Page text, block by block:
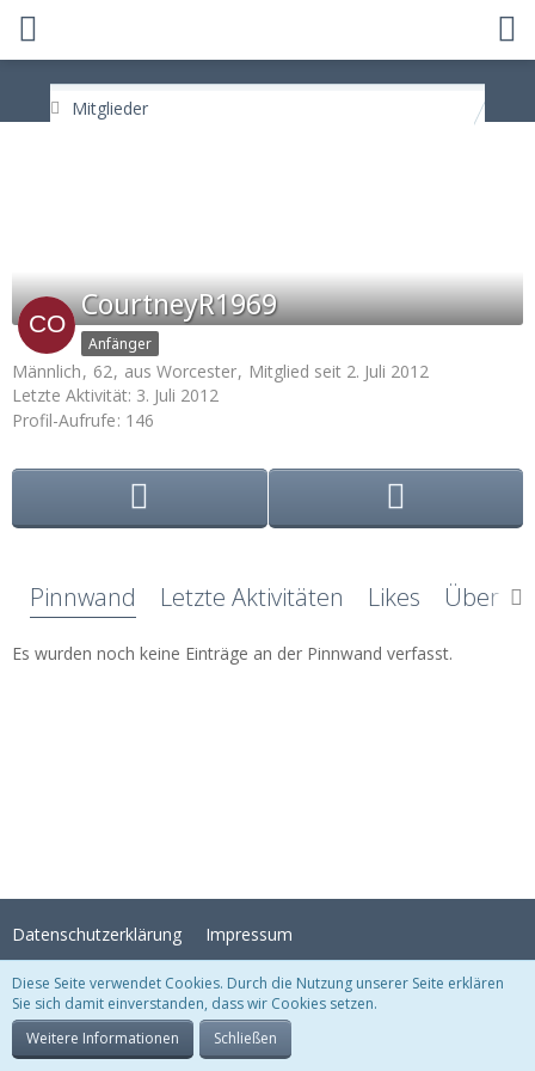
Mitglieder
CourtneyR1969
Anfänger
Männlich 62 aus Worcester
Mitglied seit 2. Juli 2012
Letzte Aktivität: 3. Juli 2012
Profil-Aufrufe 146
Pinnwand Letzte Aktivitäten Likes Über
Es wurden noch keine Einträge an der Pinnwand verfasst.
Datenschutzerklärung Impressum
Stil:Crystal Temptation , erstellt vonKittMedia
Community-Software:
Diese Seite verwendet Cookies. Durch die Nutzung unserer Seite erklären
Sie sich damit einverstanden, dass wir Cookies setzen.
Weitere Informationen
Schließen